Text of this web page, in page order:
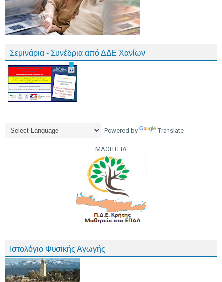
Σεμινάρια - Συνέδρια από ΔΔΕ Χανίων
Powered by Translate
ΜΑΘΗΤΕΙΑ
Ιστολόγιο Φυσικής Αγωγής